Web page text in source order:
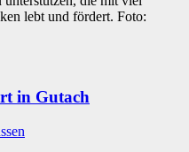
lebt und fördert. Foto:
in Gutach